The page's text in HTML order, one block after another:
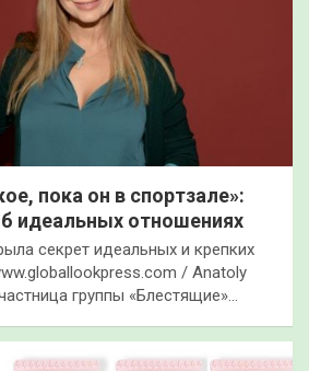
пока он в спортзале»:
идеальных отношениях
секрет идеальных и крепких
/ Anatoly
группы «Блестящие»…